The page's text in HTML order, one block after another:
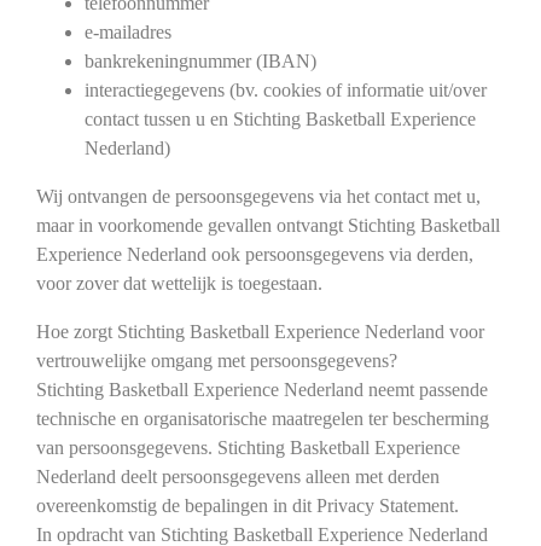
e-mailadres
bankrekeningnummer (IBAN)
interactiegegevens (bv. cookies of informatie uit/over
contact tussen u en Stichting Basketball Experience
Nederland)
Wij ontvangen de persoonsgegevens via het contact met u,
maar in voorkomende gevallen ontvangt Stichting Basketball
Experience Nederland ook persoonsgegevens via derden,
voor zover dat wettelijk is toegestaan.
Hoe zorgt Stichting Basketball Experience Nederland voor
vertrouwelijke omgang met persoonsgegevens?
Stichting Basketball Experience Nederland neemt passende
technische en organisatorische maatregelen ter bescherming
van persoonsgegevens. Stichting Basketball Experience
Nederland deelt persoonsgegevens alleen met derden
overeenkomstig de bepalingen in dit Privacy Statement.
In opdracht van Stichting Basketball Experience Nederland